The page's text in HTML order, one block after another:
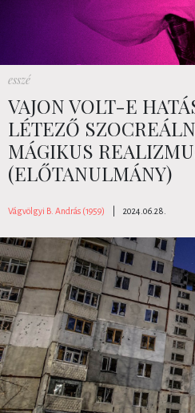
esszé
VAJON VOLT-E
LÉTEZŐ
MÁGIKUS
(ELŐTANULMÁNY)
Vágvölgyi B. András (1959) 2024.06.28.